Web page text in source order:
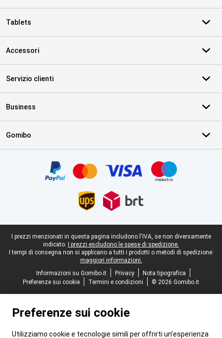
Tablets
Accessori
Servizio clienti
Business
Gomibo
Piè di pagina legale
I prezzi menzionati in questa pagina includono l'IVA, se non diversamente
indicato.
I prezzi escludono le spese di spedizione.
I tempi di consegna non si applicano a tutti i prodotti o metodi di spedizione:
maggiori informazioni.
Informazioni su Gomibo.it
Privacy
Nota tipografica
Preferenze sui cookie
Termini e condizioni © 2026 Gomibo.it
Preferenze sui cookie
Utilizziamo cookie e tecnologie simili per offrirti un’esperienza